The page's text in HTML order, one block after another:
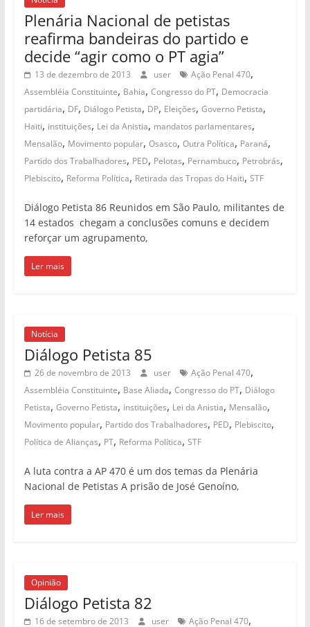
Plenária Nacional de petistas
reafirma bandeiras do partido e
decide “agir como o PT agia”
13 de dezembro de 2013 user Ação Penal 470,
Assembléia Constituinte, Bahia, Congresso do PT, Democracia
partidária, DF, Diálogo Petista, DP, Eleições, Governo Petista,
Haiti, instituições, Lei da Anistia, mandatos parlamentares,
Mensalão, Movimento popular, Osasco, Outra Política, Paraná,
Partido dos Trabalhadores, PED, Pelotas, Pernambuco, Petrobrás,
Plebiscito, Reforma Política, Retirada das Tropas do Haiti, STF
Diálogo Petista 86 Reunidos em São Paulo, militantes de
14 estados chegam a conclusões comuns e decidem
reforçar um agrupamento,
Ler mais
Notícia
Diálogo Petista 85
26 de novembro de 2013 user Ação Penal 470,
Assembléia Constituinte, Base Aliada, Congresso do PT, Diálogo
Petista, Governo Petista, instituições, Lei da Anistia, Mensalão,
Movimento popular, Partido dos Trabalhadores, PED, Plebiscito,
Política de Alianças, PT, Reforma Política, STF
A luta contra a AP 470 é um dos temas da Plenária
Nacional de Petistas A prisão de José Genoíno,
Ler mais
Opinião
Diálogo Petista 82
16 de setembro de 2013 user Ação Penal 470,